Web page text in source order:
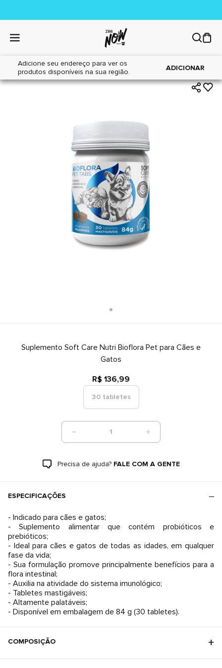
Adicione seu endereço para ver os
produtos disponíveis na sua região.
ADICIONAR
Home|Cães|Farmácia
Suplemento Soft Care Nutri Bioflora Pet para Cães e
Gatos
R$ 136,99
30 tabletes
1
Precisa de ajuda? FALE COM A GENTE
ESPECIFICAÇÕES
- Indicado para cães e gatos;
- Suplemento alimentar que contém probióticos e
prebióticos;
- Ideal para cães e gatos de todas as idades, em qualquer
fase da vida;
- Sua formulação promove principalmente benefícios para a
flora intestinal;
- Auxilia na atividade do sistema imunológico;
- Tabletes mastigáveis;
- Altamente palatáveis;
- Disponível em embalagem de 84 g (30 tabletes).
COMPOSIÇÃO